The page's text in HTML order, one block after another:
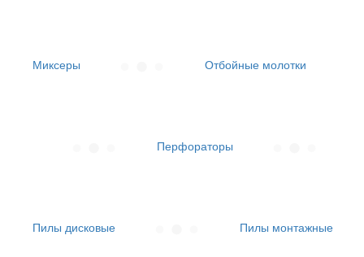
Миксеры Отбойные молотки
Перфораторы
Пилы дисковые Пилы монтажные